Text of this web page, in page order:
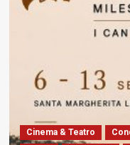
Cinema & Teatro